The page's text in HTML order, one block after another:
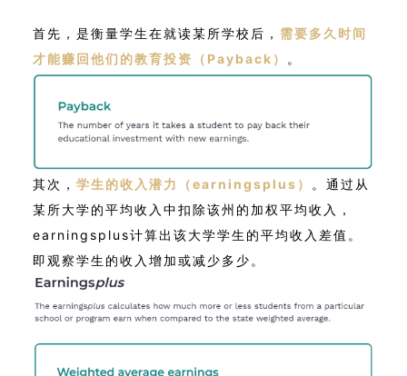
首先，是衡量学生在就读某所学校后， 需要多久时间
才能赚回他们的教育投资（Payback）
。
其次， 学生的收入潜力（earningsplus）
。通过从
某所大学的平均收入中扣除该州的加权平均收入，
earningsplus计算出该大学学生的平均收入差值。
即观察学生的收入增加或减少多少。